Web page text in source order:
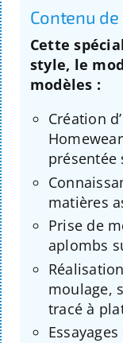
Contenu
Cette
style, le
modèles :
Création
matières
Prise de
aplombs
moulage,
tracé à